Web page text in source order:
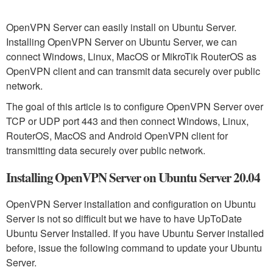
OpenVPN Server can easily install on Ubuntu Server.
Installing OpenVPN Server on Ubuntu Server, we can
connect Windows, Linux, MacOS or MikroTik RouterOS as
OpenVPN client and can transmit data securely over public
network.
The goal of this article is to configure OpenVPN Server over
TCP or UDP port 443 and then connect Windows, Linux,
RouterOS, MacOS and Android OpenVPN client for
transmitting data securely over public network.
Installing OpenVPN Server on Ubuntu Server 20.04
OpenVPN Server installation and configuration on Ubuntu
Server is not so difficult but we have to have UpToDate
Ubuntu Server Installed. If you have Ubuntu Server installed
before, issue the following command to update your Ubuntu
Server.